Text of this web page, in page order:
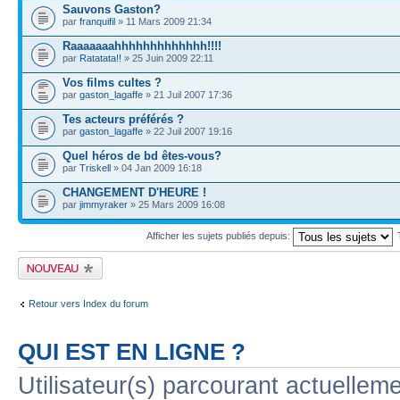
Sauvons Gaston?
par franquifil » 11 Mars 2009 21:34
Raaaaaaahhhhhhhhhhhhh!!!!
par Ratatata!! » 25 Juin 2009 22:11
Vos films cultes ?
par gaston_lagaffe » 21 Juil 2007 17:36
Tes acteurs préférés ?
par gaston_lagaffe » 22 Juil 2007 19:16
Quel héros de bd êtes-vous?
par Triskell » 04 Jan 2009 16:18
CHANGEMENT D'HEURE !
par jimmyraker » 25 Mars 2009 16:08
Afficher les sujets publiés depuis:
Publier un nouveau
sujet
Retour vers Index du forum
QUI EST EN LIGNE ?
Utilisateur(s) parcourant